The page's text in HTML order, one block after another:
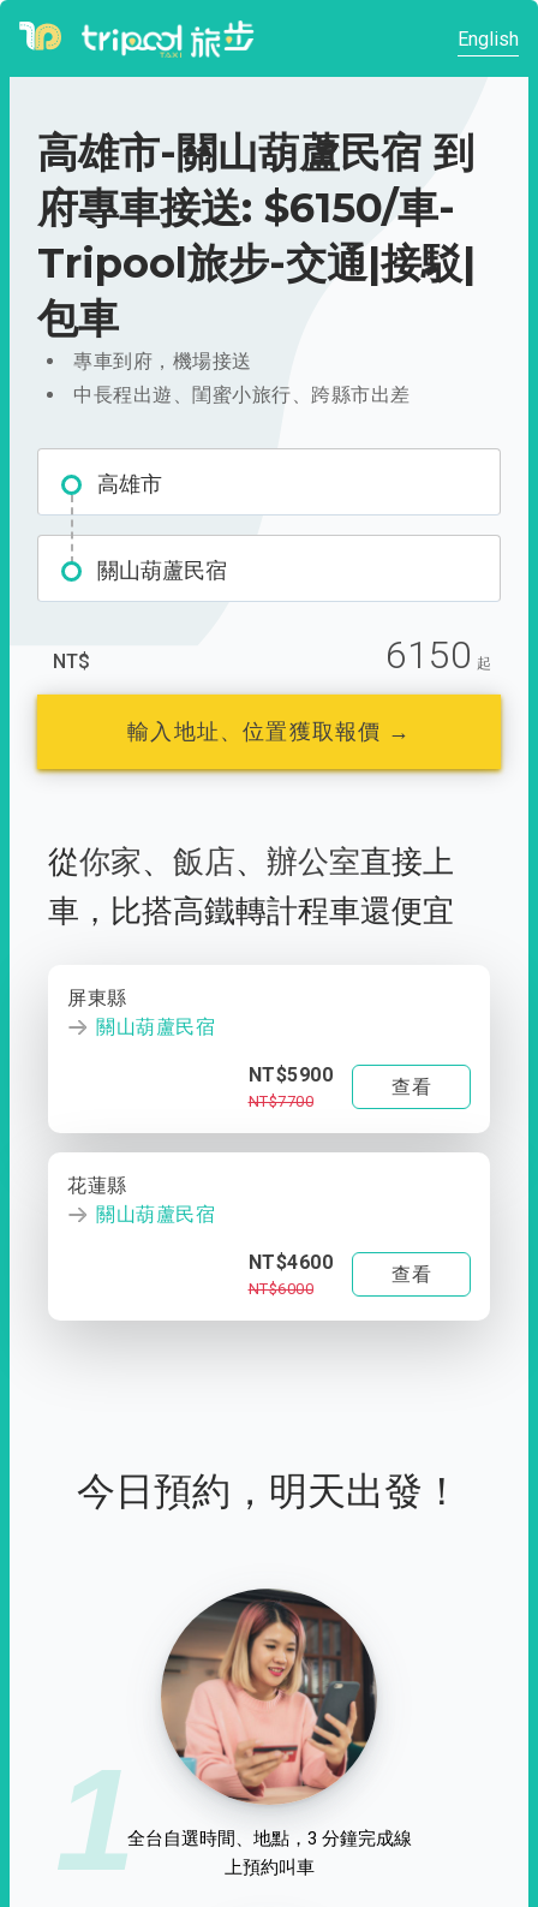
English
高雄市-關山葫蘆民宿 到
府專車接送: $6150/車-
Tripool旅步-交通|接駁|
包車
專車到府，機場接送
中長程出遊、閨蜜小旅行、跨縣市出差
高雄市
關山葫蘆民宿
NT$ 6150 起
輸入地址、位置獲取報價 →
從你家、 飯店、 辦公室直接上
車， 比搭高鐵轉計程車還便宜
屏東縣
關山葫蘆民宿
NT$5900
NT$7700
查看
花蓮縣
關山葫蘆民宿
NT$4600
NT$6000
查看
今日預約，明天出發！
1全台自選時間、地點，3 分鐘完成線
上預約叫車